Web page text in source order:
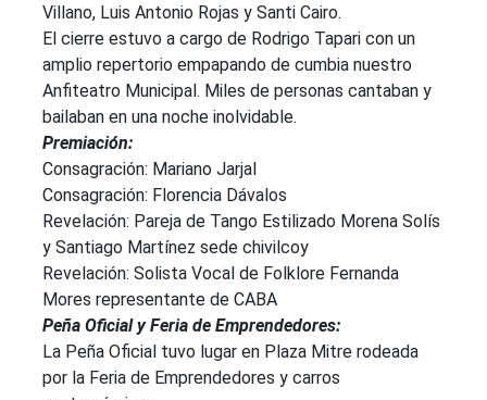
Villano, Luis Antonio Rojas y Santi Cairo.
El cierre estuvo a cargo de Rodrigo Tapari con un
amplio repertorio empapando de cumbia nuestro
Anfiteatro Municipal. Miles de personas cantaban y
bailaban en una noche inolvidable.
Premiación:
Consagración: Mariano Jarjal
Consagración: Florencia Dávalos
Revelación: Pareja de Tango Estilizado Morena Solís
y Santiago Martínez sede chivilcoy
Revelación: Solista Vocal de Folklore Fernanda
Mores representante de CABA
Peña Oficial y Feria de Emprendedores:
La Peña Oficial tuvo lugar en Plaza Mitre rodeada
por la Feria de Emprendedores y carros